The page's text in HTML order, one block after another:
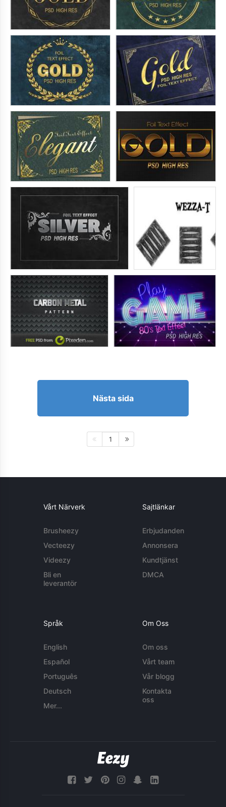
Nästa sida
1
Vårt Närverk
Brusheezy
Vecteezy
Videezy
Bli en
leverantör
Sajtlänkar
Erbjudanden
Annonsera
Kundtjänst
DMCA
Språk
English
Español
Português
Deutsch
Mer...
Om Oss
Om oss
Vårt team
Vår blogg
Kontakta
oss